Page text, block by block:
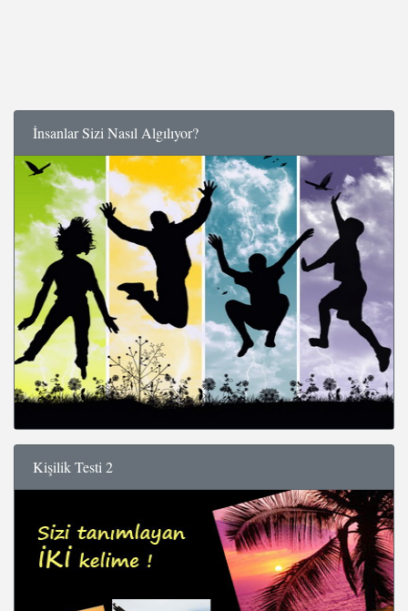
İnsanlar Sizi Nasıl Algılıyor?
Kişilik Testi 2